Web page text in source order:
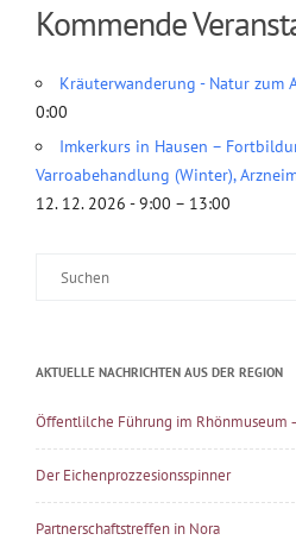
Kommende
Kräuterwanderung - Natur zum
0:00
Imkerkurs in Hausen –
Varroabehandlung (Winter),
12. 12. 2026 - 9:00 – 13:00
AKTUELLE NACHRICHTEN AUS DER REGION
Öffentlilche Führung im Rhönmuseum
Der Eichenprozzesionsspinner
Partnerschaftstreffen in Nora